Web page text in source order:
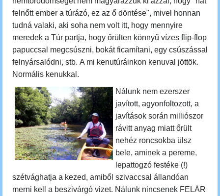
felnőtt ember a túrázó, ez az ő döntése", mivel honnan
tudná valaki, aki soha nem volt itt, hogy mennyire
meredek a Túr partja, hogy őrülten könnyű vízes flip-flop
papuccsal megcsúszni, bokát ficamítani, egy csúszással
felnyársalódni, stb. A mi kenutúráinkon kenuval jöttök.
Normális kenukkal.
Nálunk nem ezerszer
javított, agyonfoltozott, a
javítások során milliószor
rávitt anyag miatt őrült
nehéz roncsokba ülsz
bele, aminek a pereme,
lepattogzó festéke (!)
szétvághatja a kezed, amiből szivaccsal állandóan
merni kell a beszivárgó vizet. Nálunk nincsenek FELÁR